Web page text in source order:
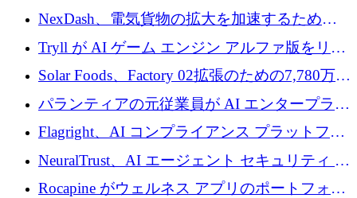
ーミング事業Mixhaloを買収
NexDash、電気貨物の拡大を加速するために
EIT Urban Mobilityから250万ユーロを確保
Tryll が AI ゲーム エンジン アルファ版をリリ
ースし、60 万ドルのプレシード資金を確保
Solar Foods、Factory 02拡張のための7,780万ユ
ーロの資金調達パッケージを獲得
パランティアの元従業員が AI エンタープライ
ズ スタートアップの Conduct に 6,000 万ドル
を調達
Flagright、AI コンプライアンス プラットフォ
ームを拡張するためにシリーズ A で 1,250 万
ドルを確保
NeuralTrust、AI エージェント セキュリティ プ
ラットフォームの拡張に 2,000 万ドルを調達
Rocapine がウェルネス アプリのポートフォリ